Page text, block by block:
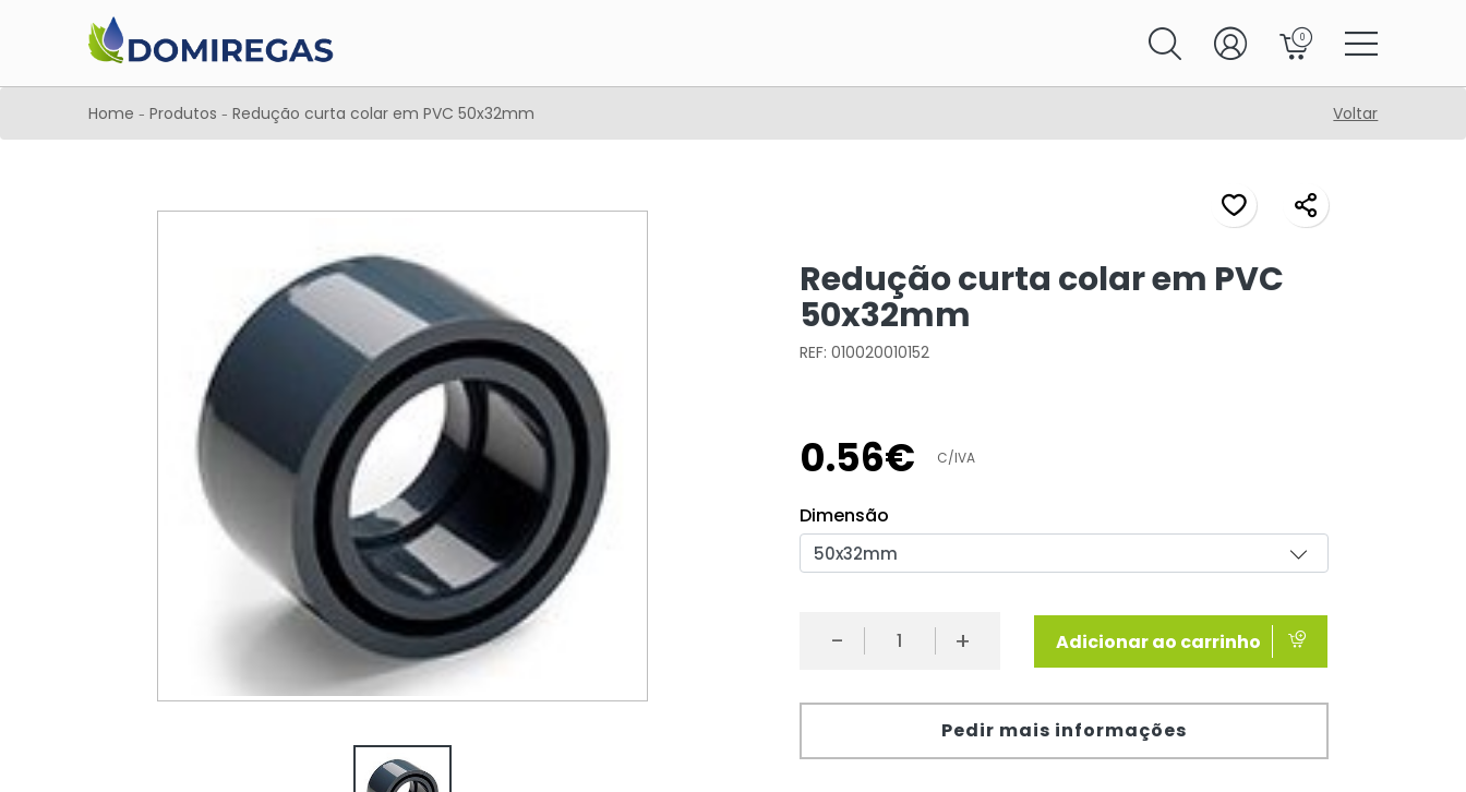
0
Home - Produtos - Redução curta colar em PVC 50x32mm Voltar
Redução curta colar em PVC
50x32mm
REF: 010020010152
0.56€ C/IVA
Dimensão
- + Adicionar ao carrinho
Pedir mais informações